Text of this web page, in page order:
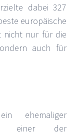
dabei 327
europäische
nicht nur für die
auch für
ehemaliger
einer der